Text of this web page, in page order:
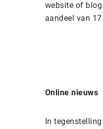
website of
aandeel van
Online nieuws
In